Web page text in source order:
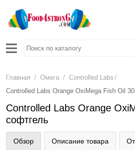
Главная / Омега / Controlled Labs /
Controlled Labs Orange OxiMega Fish Oil
Controlled Labs Orange
софтгель
Обзор Описание товара